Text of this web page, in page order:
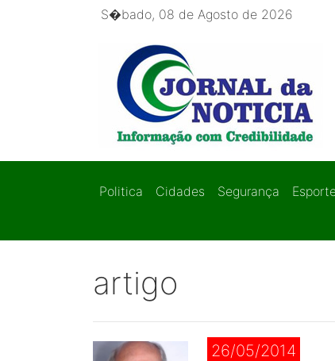
S�bado, 08 de Agosto de 2026
Politica Cidades Segurança
artigo
26/05/2014